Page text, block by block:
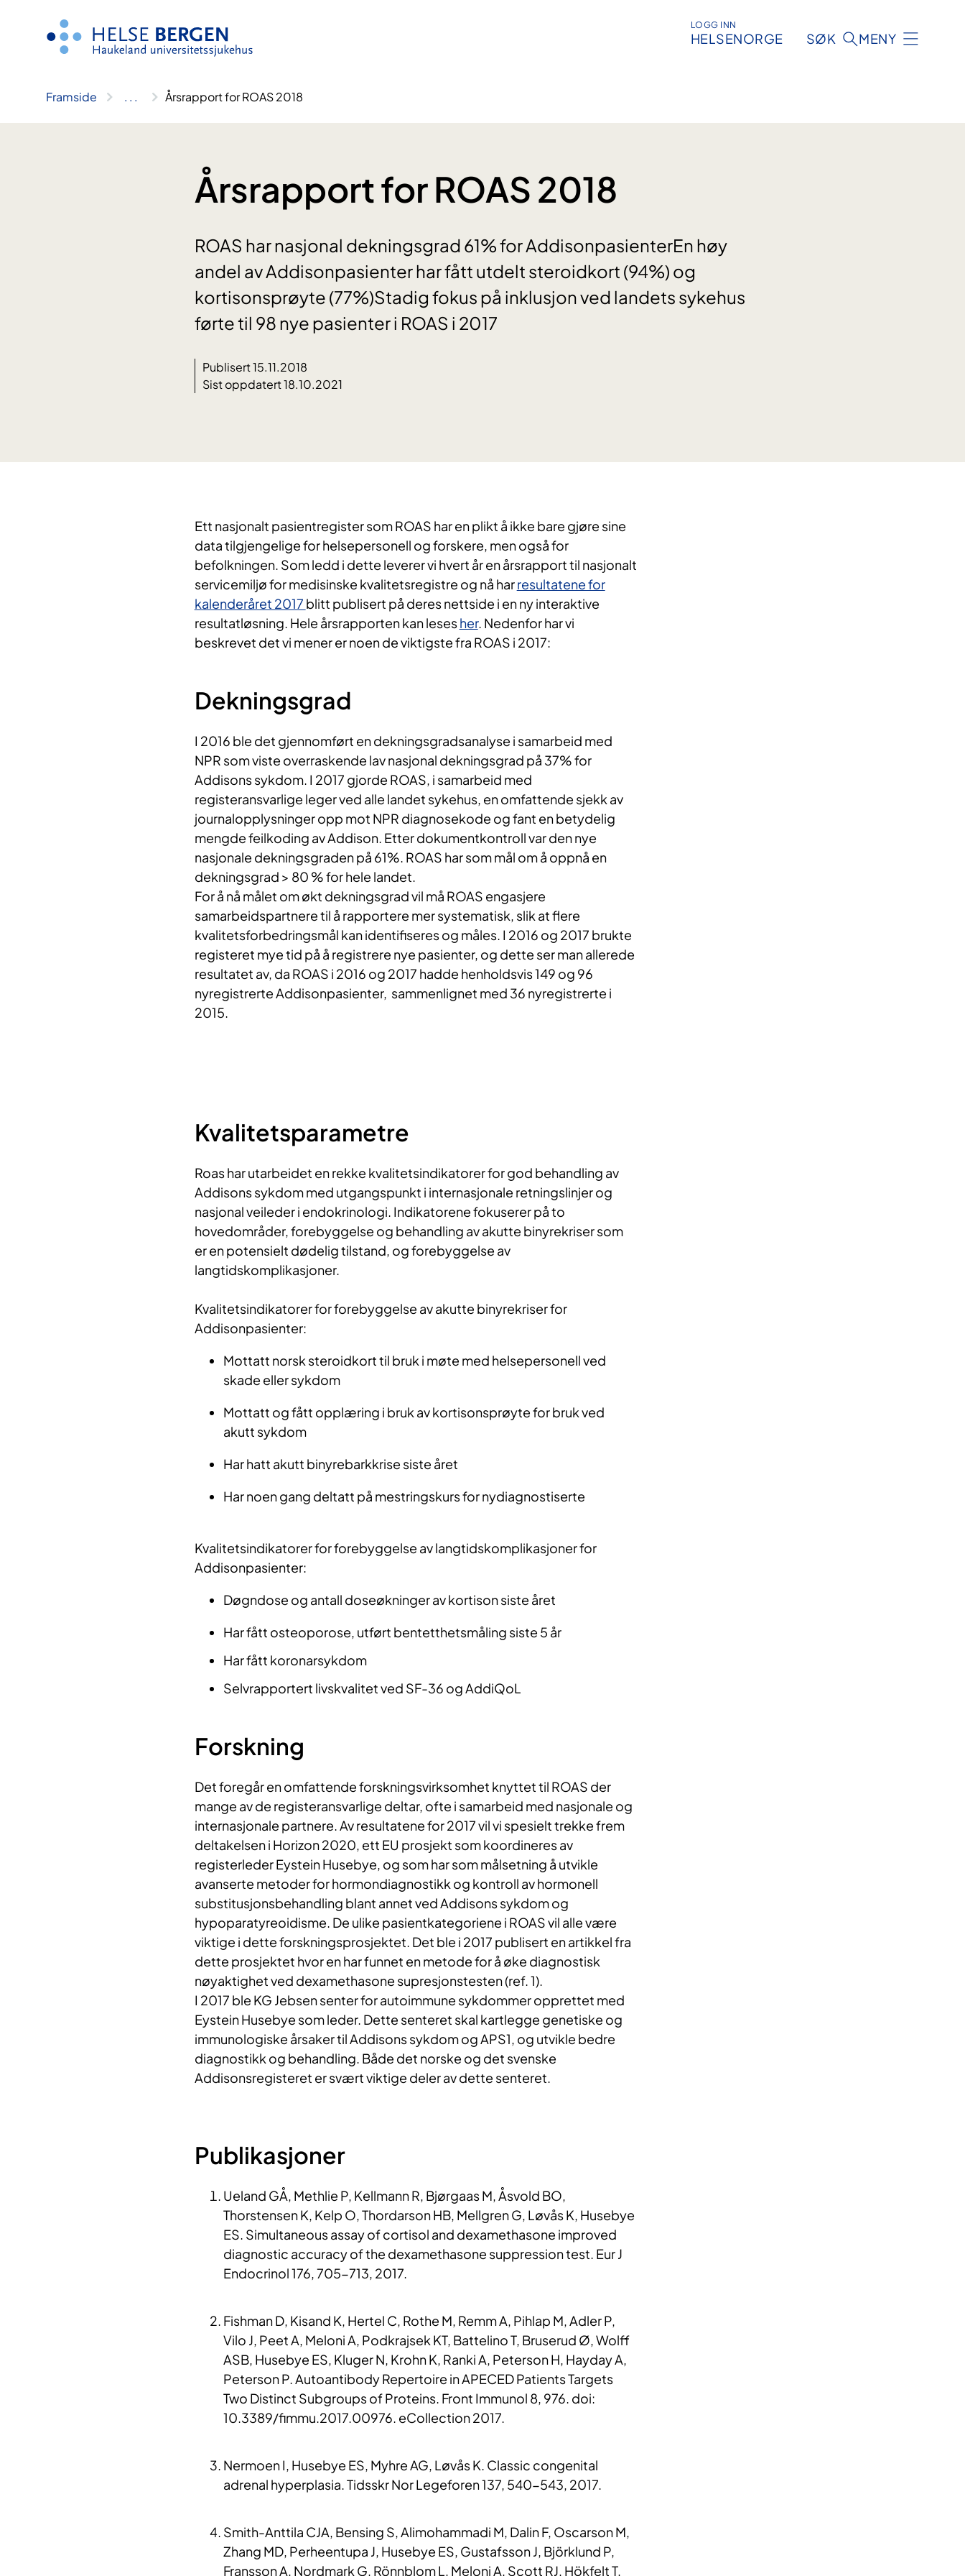
LOGG INN
HELSENORGE SØK MENY
Framside .. . Årsrapport for ROAS 2018
Årsrapport for ROAS 2018
ROAS har nasjonal dekningsgrad 61% for AddisonpasienterEn høy
andel av Addisonpasienter har fått utdelt steroidkort (94%) og
kortisonsprøyte (77%)Stadig fokus på inklusjon ved landets sykehus
førte til 98 nye pasienter i ROAS i 2017
Publisert 15.11.2018
Sist oppdatert 18.10.2021
Ett nasjonalt pasientregister som ROAS har en plikt å ikke bare gjøre sine
data tilgjengelige for helsepersonell og forskere, men også for
befolkningen. Som ledd i dette leverer vi hvert år en årsrapport til nasjonalt
servicemiljø for medisinske kvalitetsregistre og nå harresultatene for
kalenderåret 2017 blitt publisert på deres nettside i en ny interaktive
resultatløsning. Hele årsrapporten kan lesesher. Nedenfor har vi
beskrevet det vi mener er noen de viktigste fra ROAS i 2017:
Dekningsgrad
I 2016 ble det gjennomført en dekningsgradsanalyse i samarbeid med
NPR som viste overraskende lav nasjonal dekningsgrad på 37% for
Addisons sykdom. I 2017 gjorde ROAS, i samarbeid med
registeransvarlige leger ved alle landet sykehus, en omfattende sjekk av
journalopplysninger opp mot NPR diagnosekode og fant en betydelig
mengde feilkoding av Addison. Etter dokumentkontroll var den nye
nasjonale dekningsgraden på 61%. ROAS har som mål om å oppnå en
dekningsgrad > 80 % for hele landet.
For å nå målet om økt dekningsgrad vil må ROAS engasjere
samarbeidspartnere til å rapportere mer systematisk, slik at flere
kvalitetsforbedringsmål kan identifiseres og måles. I 2016 og 2017 brukte
registeret mye tid på å registrere nye pasienter, og dette ser man allerede
resultatet av, da ROAS i 2016 og 2017 hadde henholdsvis 149 og 96
nyregistrerte Addisonpasienter, sammenlignet med 36 nyregistrerte i
2015.
Kvalitetsparametre
Roas har utarbeidet en rekke kvalitetsindikatorer for god behandling av
Addisons sykdom med utgangspunkt i internasjonale retningslinjer og
nasjonal veileder i endokrinologi. Indikatorene fokuserer på to
hovedområder, forebyggelse og behandling av akutte binyrekriser som
er en potensielt dødelig tilstand, og forebyggelse av
langtidskomplikasjoner.
Kvalitetsindikatorer for forebyggelse av akutte binyrekriser for
Addisonpasienter:
Mottatt norsk steroidkort til bruk i møte med helsepersonell ved
skade eller sykdom
Mottatt og fått opplæring i bruk av kortisonsprøyte for bruk ved
akutt sykdom
Har hatt akutt binyrebarkkrise siste året
Har noen gang deltatt på mestringskurs for nydiagnostiserte
Kvalitetsindikatorer for forebyggelse av langtidskomplikasjoner for
Addisonpasienter:
Døgndose og antall doseøkninger av kortison siste året
Har fått osteoporose, utført bentetthetsmåling siste 5 år
Har fått koronarsykdom
Selvrapportert livskvalitet ved SF-36 og AddiQoL
Forskning
Det foregår en omfattende forskningsvirksomhet knyttet til ROAS der
mange av de registeransvarlige deltar, ofte i samarbeid med nasjonale og
internasjonale partnere. Av resultatene for 2017 vil vi spesielt trekke frem
deltakelsen i Horizon 2020, ett EU prosjekt som koordineres av
registerleder Eystein Husebye, og som har som målsetning å utvikle
avanserte metoder for hormondiagnostikk og kontroll av hormonell
substitusjonsbehandling blant annet ved Addisons sykdom og
hypoparatyreoidisme. De ulike pasientkategoriene i ROAS vil alle være
viktige i dette forskningsprosjektet. Det ble i 2017 publisert en artikkel fra
dette prosjektet hvor en har funnet en metode for å øke diagnostisk
nøyaktighet ved dexamethasone supresjonstesten (ref. 1).
I 2017 ble KG Jebsen senter for autoimmune sykdommer opprettet med
Eystein Husebye som leder. Dette senteret skal kartlegge genetiske og
immunologiske årsaker til Addisons sykdom og APS1, og utvikle bedre
diagnostikk og behandling. Både det norske og det svenske
Addisonsregisteret er svært viktige deler av dette senteret.
Publikasjoner
Ueland GÅ, Methlie P, Kellmann R, Bjørgaas M, Åsvold BO,
Thorstensen K, Kelp O, Thordarson HB, Mellgren G, Løvås K, Husebye
ES. Simultaneous assay of cortisol and dexamethasone improved
diagnostic accuracy of the dexamethasone suppression test. Eur J
Endocrinol 176, 705-713, 2017.
Fishman D, Kisand K, Hertel C, Rothe M, Remm A, Pihlap M, Adler P,
Vilo J, Peet A, Meloni A, Podkrajsek KT, Battelino T, Bruserud Ø, Wolff
ASB, Husebye ES, Kluger N, Krohn K, Ranki A, Peterson H, Hayday A,
Peterson P. Autoantibody Repertoire in APECED Patients Targets
Two Distinct Subgroups of Proteins. Front Immunol 8, 976. doi:
10.3389/fimmu.2017.00976. eCollection 2017.
Nermoen I, Husebye ES, Myhre AG, Løvås K. Classic congenital
adrenal hyperplasia. Tidsskr Nor Legeforen 137, 540-543, 2017.
Smith-Anttila CJA, Bensing S, Alimohammadi M, Dalin F, Oscarson M,
Zhang MD, Perheentupa J, Husebye ES, Gustafsson J, Björklund P,
Fransson A, Nordmark G, Rönnblom L, Meloni A, Scott RJ, Hökfelt T,